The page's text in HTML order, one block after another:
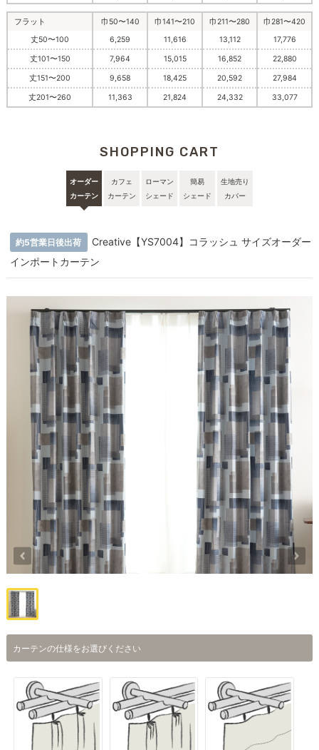
フラット 巾50〜140 巾141〜210 巾211〜280
巾281〜420
丈50〜100
6,259 11,616 13,112 17,776
丈101〜150 7,964 15,015 16,852 22,880
丈151〜200 9,658 18,425 20,592 27,984
丈201〜260 11,363 21,824 24,332 33,077
SHOPPING CART
オーダー
カーテン
カフェ
カーテン
ローマン
シェード
簡易
シェード
生地売り
カバー
約5営業日後出荷
Creative【YS7004】コラッシュ サイズオーダー
インポートカーテン
カーテンの仕様をお選びください